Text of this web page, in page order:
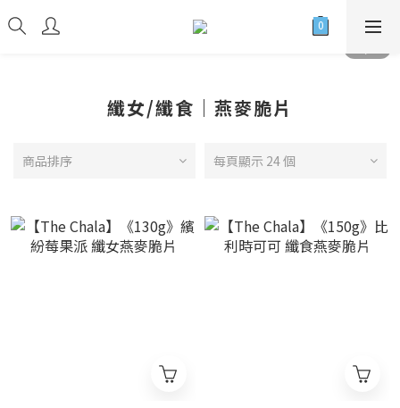
纖女/纖食｜燕麥脆片
商品排序 每頁顯示 24 個